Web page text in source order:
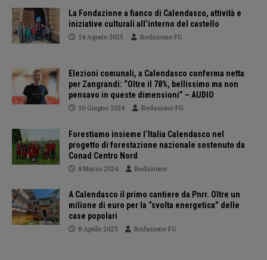
La Fondazione a fianco di Calendasco, attività e
iniziative culturali all’interno del castello
14 Agosto 2025 Redazione FG
Elezioni comunali, a Calendasco conferma netta
per Zangrandi: “Oltre il 78%, bellissimo ma non
pensavo in queste dimensioni” – AUDIO
10 Giugno 2024 Redazione FG
Forestiamo insieme l’Italia Calendasco nel
progetto di forestazione nazionale sostenuto da
Conad Centro Nord
8 Marzo 2024 Redazione
A Calendasco il primo cantiere da Pnrr. Oltre un
milione di euro per la “svolta energetica” delle
case popolari
8 Aprile 2023 Redazione FG